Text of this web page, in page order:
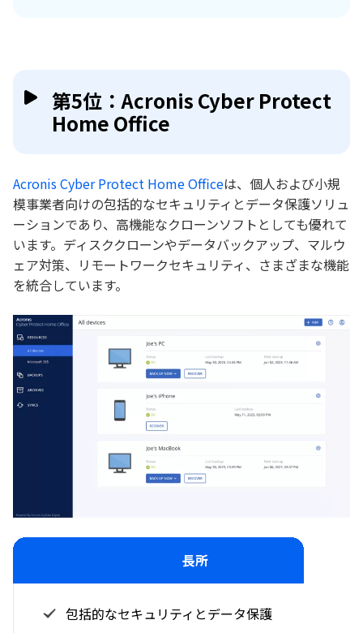
第5位：Acronis Cyber Protect
Home Office
Acronis Cyber Protect Home Officeは、個人および小規
模事業者向けの包括的なセキュリティとデータ保護ソリュ
ーションであり、高機能なクローンソフトとしても優れて
います。ディスククローンやデータバックアップ、マルウ
ェア対策、リモートワークセキュリティ、さまざまな機能
を統合しています。
長所
包括的なセキュリティとデータ保護